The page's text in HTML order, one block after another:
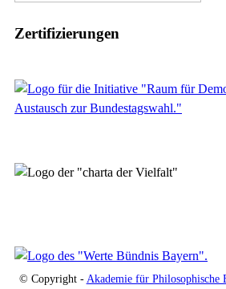
Zertifizierungen
© Copyright - Akademie für Philosophische